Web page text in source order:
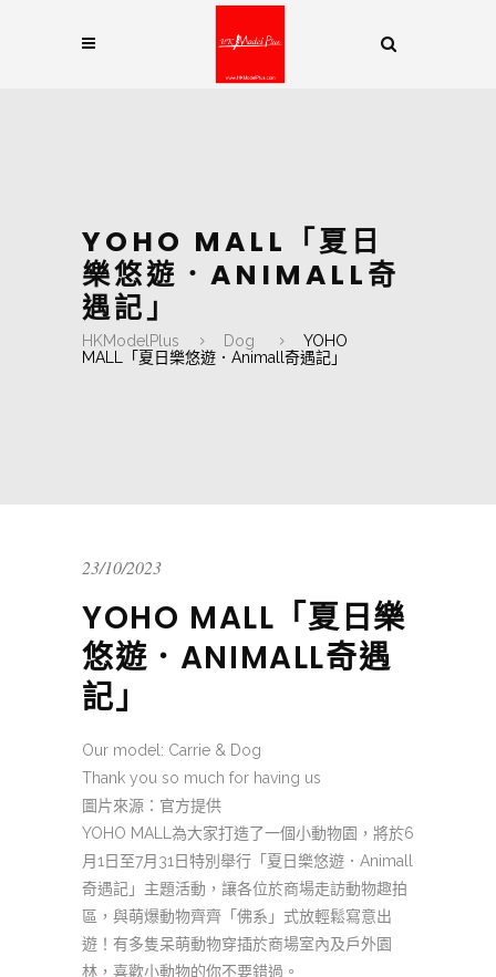
YOHO MALL「夏日
樂悠遊．ANIMALL奇
遇記」
HKModelPlus Dog
YOHO
MALL「夏日樂悠遊．Animall奇遇記」
23/10/2023
YOHO MALL「夏日樂
悠遊．ANIMALL奇遇
記」
Our model: Carrie & Dog
Thank you so much for having us
圖片來源：官方提供
YOHO MALL為大家打造了一個小動物園，將於6
月1日至7月31日特別舉行「夏日樂悠遊．Animall
奇遇記」主題活動，讓各位於商場走訪動物趣拍
區，與萌爆動物齊齊「佛系」式放輕鬆寫意出
遊！有多隻呆萌動物穿插於商場室內及戶外園
林，喜歡小動物的你不要錯過。